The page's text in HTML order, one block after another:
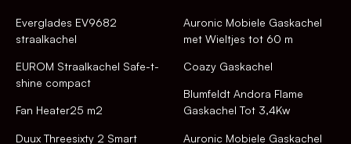
Everglades EV9682
straalkachel
EUROM Straalkachel Safe-t-
shine compact
Fan Heater25 m2
Duux Threesixty 2 Smart
Auronic Mobiele Gaskachel
met Wieltjes tot 60 m
Coazy Gaskachel
Blumfeldt Andora Flame
Gaskachel Tot 3,4Kw
Auronic Mobiele Gaskachel